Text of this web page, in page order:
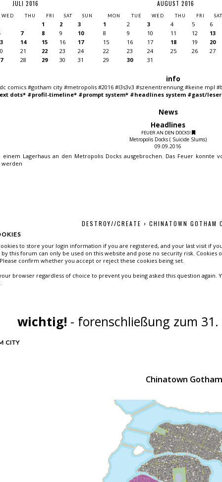
JULI 2016
WED THU FRI SAT SUN
1 2
3
7 8 9
10
14 15 16
17
21 22 23
24
28 29 30 31
AUGUST 2016
MON TUE WED THU FRI SAT
1 2 3 4 5 6
8
9 10 11 12 13
15
16 17 18 19 20
22
23 24 25 26 27
29
30 31
info
comics #gotham city #metropolis #2016 #l3s3v3 #szenentrennung #keine mpl
dots* #profil-timeline* #prompt system* #headlines system #gast/
News
Headlines
FEUER AN DEN DOCKS!
Metropolis Docks ( Suicide Slums)
09.09.2016
einem Lagerhaus an den Metropolis Docks ausgebrochen. Das Feuer
werden
DESTROY//CREATE › CHINATOWN GOTHAM
to store your login information if you are registered, and your last visit if
this forum can only be used on this website and pose no security risk. Cookies
confirm whether you accept or reject these cookies being set.
browser regardless of choice to prevent you being asked this question again.
wichtig! - forenschließung zum 31.
CITY
Chinatown